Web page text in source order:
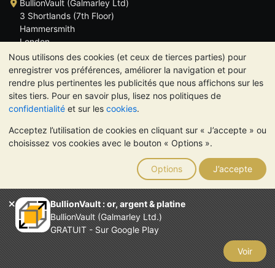
Nous utilisons des cookies (et ceux de tierces parties) pour
enregistrer vos préférences, améliorer la navigation et pour
rendre plus pertinentes les publicités que nous affichons sur les
sites tiers. Pour en savoir plus, lisez nos politiques de
confidentialité et sur les cookies.
Acceptez l’utilisation de cookies en cliquant sur « J’accepte » ou
choisissez vos cookies avec le bouton « Options ».
Options J’accepte
BullionVault : or, argent & platine
BullionVault (Galmarley Ltd.)
GRATUIT - Sur Google Play
Voir
BullionVault (Galmarley Ltd)
3 Shortlands (7th Floor)
Hammersmith
London
W6 8DA
ROYAUME UNI
TrustScore 4.6 | 534 avis
VEUILLEZ NOTER: La valeur des métaux précieux peut aussi
bien baisser qu'augmenter. Les tendances historiques ne
garantissent pas l'évolution future des cours. Rien sur les sites
Internet de BullionVault ou dans ses communications ne
constitue un conseil en investissement. Demander l'avis d'un
professionnel est à envisager pour déterminer si la possession
de métaux précieux vous convient.
Entreprise enregistrée en Grande-Bretagne (numéro 4943684)
BullionVault Ltd © 2026